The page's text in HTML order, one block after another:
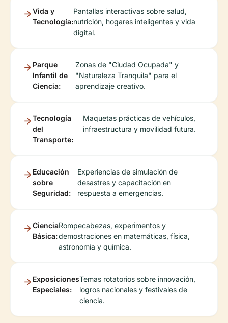
Vida y
Tecnología:
Pantallas interactivas sobre salud,
nutrición, hogares inteligentes y vida
digital.
Parque
Infantil de
Ciencia:
Zonas de "Ciudad Ocupada" y
"Naturaleza Tranquila" para el
aprendizaje creativo.
Tecnología
del
Transporte:
Maquetas prácticas de vehículos,
infraestructura y movilidad futura.
Educación
sobre
Seguridad:
Experiencias de simulación de
desastres y capacitación en
respuesta a emergencias.
Ciencia
Básica:
Rompecabezas, experimentos y
demostraciones en matemáticas, física,
astronomía y química.
Exposiciones
Especiales:
Temas rotatorios sobre innovación,
logros nacionales y festivales de
ciencia.